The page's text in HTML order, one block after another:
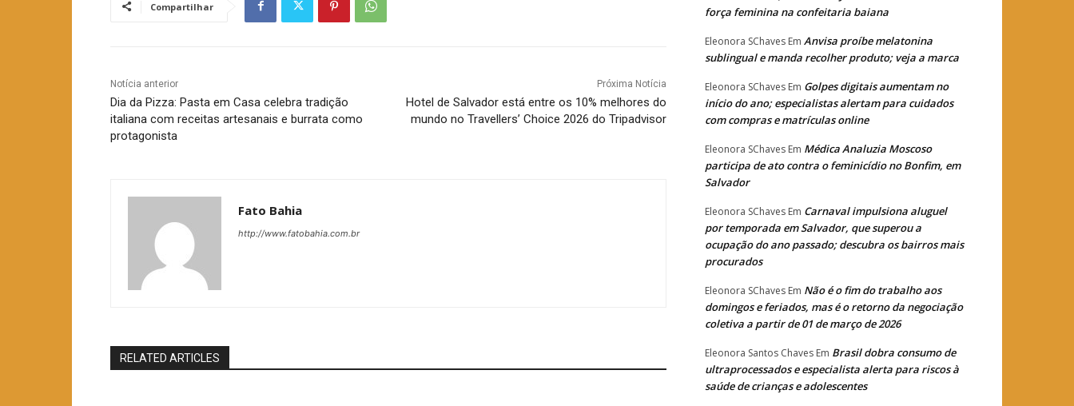
Compartilhar
Notícia anterior
Dia da Pizza: Pasta em Casa celebra tradição
italiana com receitas artesanais e burrata como
protagonista
Próxima Notícia
Hotel de Salvador está entre os 10% melhores do
mundo no Travellers’ Choice 2026 do Tripadvisor
Fato Bahia
http://www.fatobahia.com.br
RELATED ARTICLES
força feminina na confeitaria baiana
Eleonora SChaves Em Anvisa proíbe melatonina
sublingual e manda recolher produto; veja a marca
Eleonora SChaves Em Golpes digitais aumentam no
início do ano; especialistas alertam para cuidados
com compras e matrículas online
Eleonora SChaves Em Médica Analuzia Moscoso
participa de ato contra o feminicídio no Bonfim, em
Salvador
Eleonora SChaves Em Carnaval impulsiona aluguel
por temporada em Salvador, que superou a
ocupação do ano passado; descubra os bairros mais
procurados
Eleonora SChaves Em Não é o fim do trabalho aos
domingos e feriados, mas é o retorno da negociação
coletiva a partir de 01 de março de 2026
Eleonora Santos Chaves Em Brasil dobra consumo de
ultraprocessados e especialista alerta para riscos à
saúde de crianças e adolescentes